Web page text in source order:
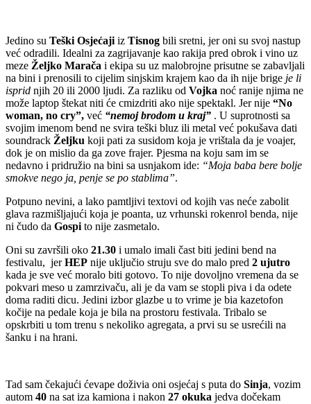
Jedino su Teški Osjećaji iz Tisnog bili sretni, jer oni su svoj nastup
već odradili. Idealni za zagrijavanje kao rakija pred obrok i vino uz
meze Željko Marača i ekipa su uz malobrojne prisutne se zabavljali
na bini i prenosili to cijelim sinjskim krajem kao da ih nije brige je li
isprid njih 20 ili 2000 ljudi. Za razliku od Vojka noć ranije njima ne
može laptop štekat niti će cmizdriti ako nije spektakl. Jer nije “No
woman, no cry”, već “nemoj brodom u kraj” . U suprotnosti sa
svojim imenom bend ne svira teški bluz ili metal već pokušava dati
soundrack Željku koji pati za susidom koja je vrištala da je voajer,
dok je on mislio da ga zove frajer. Pjesma na koju sam im se
nedavno i pridružio na bini sa usnjakom ide: “Moja baba bere bolje
smokve nego ja, penje se po stablima”.
Potpuno nevini, a lako pamtljivi textovi od kojih vas neće zabolit
glava razmišljajući koja je poanta, uz vrhunski rokenrol benda, nije
ni čudo da Gospi to nije zasmetalo.
Oni su završili oko 21.30 i umalo imali čast biti jedini bend na
festivalu, jerHEP nije uključio struju sve do malo pred 2 ujutro
kada je sve već moralo biti gotovo. To nije dovoljno vremena da se
pokvari meso u zamrzivaču, ali je da vam se stopli piva i da odete
doma raditi dicu. Jedini izbor glazbe u to vrime je bia kazetofon
kočije na pedale koja je bila na prostoru festivala. Tribalo se
opskrbiti u tom trenu s nekoliko agregata, a prvi su se usrećili na
šanku i na hrani.
Tad sam čekajući ćevape doživia oni osjećaj s puta do Sinja, vozim
autom 40 na sat iza kamiona i nakon 27 okuka jedva dočekam